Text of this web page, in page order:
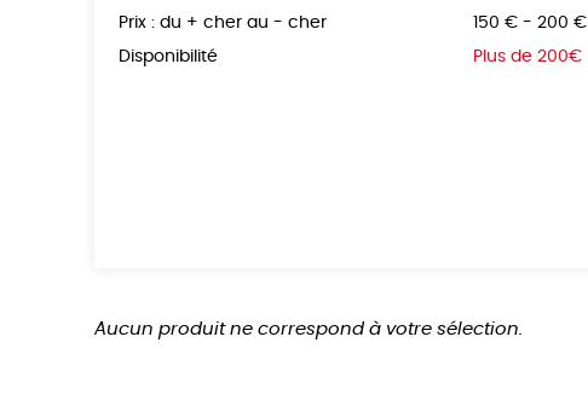
Prix : du + cher au - cher
Disponibilité
150 € - 200 €
Plus de 200€
Aucun produit ne correspond à votre sélection.